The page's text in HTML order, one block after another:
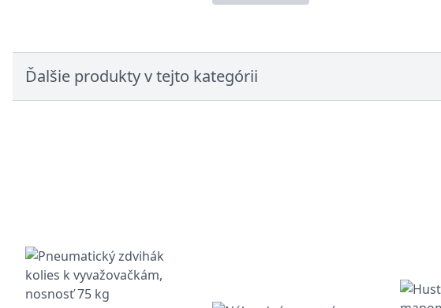
Ďalšie produkty v tejto kategórii